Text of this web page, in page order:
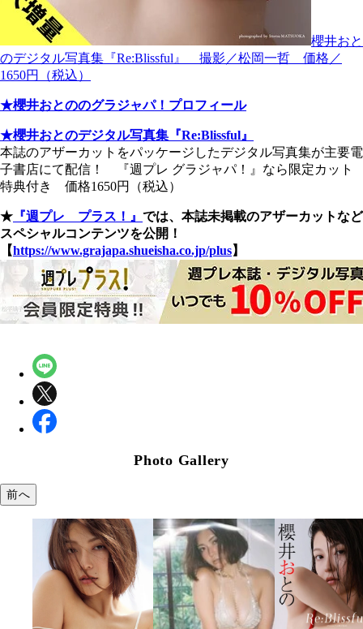
櫻井おと
のデジタル写真集『Re:Blissful』 撮影／松岡一哲 価格／
1650円（税込）
★櫻井おとののグラジャパ！プロフィール
★櫻井おとのデジタル写真集『Re:Blissful』
本誌のアザーカットをパッケージしたデジタル写真集が主要電
子書店にて配信！ 『週プレ グラジャパ！』なら限定カット
特典付き 価格1650円（税込）
★ 『週プレ プラス！』 では、本誌未掲載のアザーカットなど
スペシャルコンテンツを公開！
【https://www.grajapa.shueisha.co.jp/plus】
Photo Gallery
前へ